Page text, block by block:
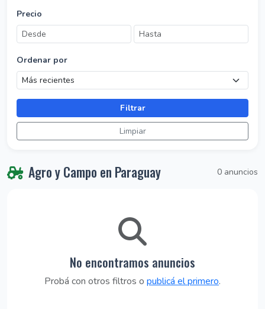
Precio
Ordenar por
Filtrar
Limpiar
Agro y Campo en Paraguay 0 anuncios
No encontramos anuncios
Probá con otros filtros o publicá el primero.